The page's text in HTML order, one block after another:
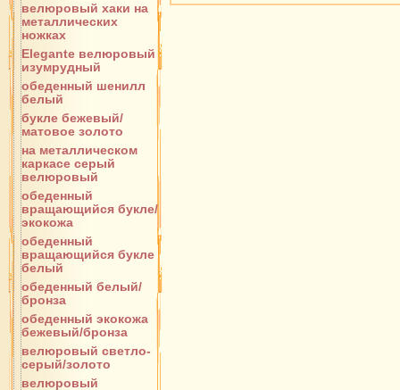
велюровый хаки на
металлических
ножках
Elegante велюровый
изумрудный
обеденный шенилл
белый
букле бежевый/
матовое золото
на металлическом
каркасе серый
велюровый
обеденный
вращающийся букле/
экокожа
обеденный
вращающийся букле
белый
обеденный белый/
бронза
обеденный экокожа
бежевый/бронза
велюровый светло-
серый/золото
велюровый